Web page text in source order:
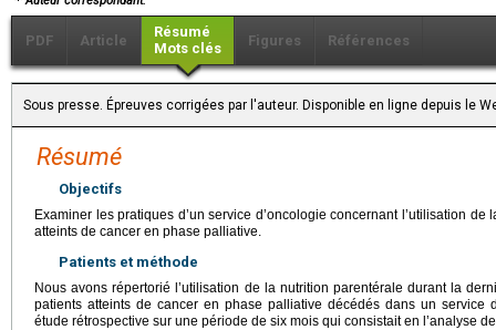
PDF Article
Résumé
Mots clés
Figures Références
Sous presse. Épreuves corrigées par l'auteur. Disponible en ligne depuis le
Résumé
Objectifs
Examiner les pratiques d’un service d’oncologie concernant l’utilisation
atteints de cancer en phase palliative.
Patients et méthode
Nous avons répertorié l’utilisation de la nutrition parentérale durant la
patients atteints de cancer en phase palliative décédés dans un service
étude rétrospective sur une période de six mois qui consistait en l’analyse